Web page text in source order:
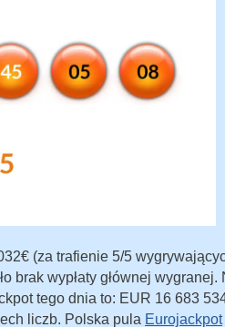
(za trafienie 5/5
brak wypłaty głównej wygranej.
tego dnia to: EUR 16 683
liczb. Polska pula Eurojackpot